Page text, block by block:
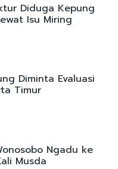
Diduga Kepung
Isu Miring
Diminta Evaluasi
Timur
Ngadu ke
Musda